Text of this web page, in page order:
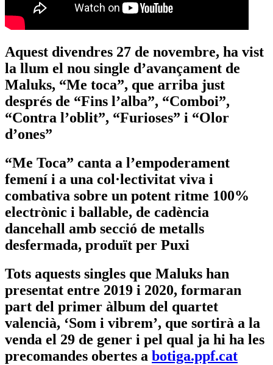
Aquest divendres 27 de novembre, ha vist
la llum el nou single d’avançament de
Maluks, “Me toca”, que arriba just
després de “Fins l’alba”, “Comboi”,
“Contra l’oblit”, “Furioses” i “Olor
d’ones”
“Me Toca” canta a l’empoderament
femení i a una col·lectivitat viva i
combativa sobre un potent ritme 100%
electrònic i ballable, de cadència
dancehall amb secció de metalls
desfermada, produït per Puxi
Tots aquests singles que Maluks han
presentat entre 2019 i 2020, formaran
part del primer àlbum del quartet
valencià, ‘Som i vibrem’, que sortirà a la
venda el 29 de gener i pel qual ja hi ha les
precomandes obertes a botiga.ppf.cat